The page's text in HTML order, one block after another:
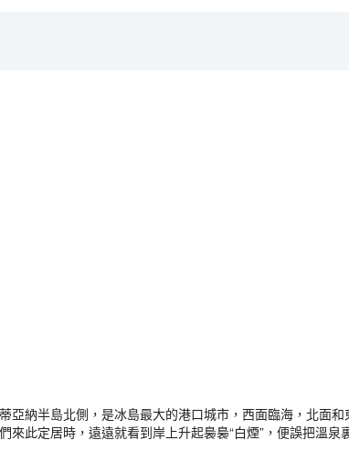
納半島北側，是冰島最大的港口城市，西面臨海，北面
此定居時，遠遠就看到岸上升起裊裊“白煙”，便誤把溫泉